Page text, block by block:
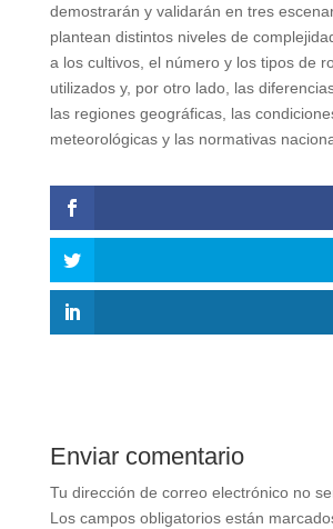
demostrarán y validarán en tres
plantean distintos niveles de
a los cultivos, el número y los tipos de
utilizados y, por otro lado, las
las regiones geográficas, las
meteorológicas y las normativas
Enviar comentario
Tu dirección de correo electrónico no
Los campos obligatorios están